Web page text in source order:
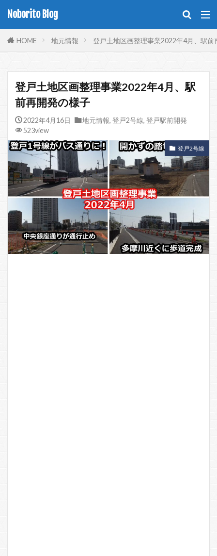
Noborito Blog
HOME 地元情報 登戸土地区画整理事業2022年4月、駅前
登戸土地区画整理事業2022年4月、駅
前再開発の様子
2022年4月16日 地元情報, 登戸2号線, 登戸駅前開発
523view
登戸2号線